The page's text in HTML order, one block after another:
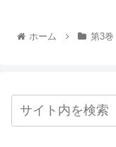
ホーム 第3巻